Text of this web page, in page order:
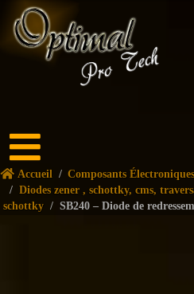
Accueil
Boutique
Accueil / Composants
/ Diodes zener , schottky, cms,
schottky / SB240 – Diode de